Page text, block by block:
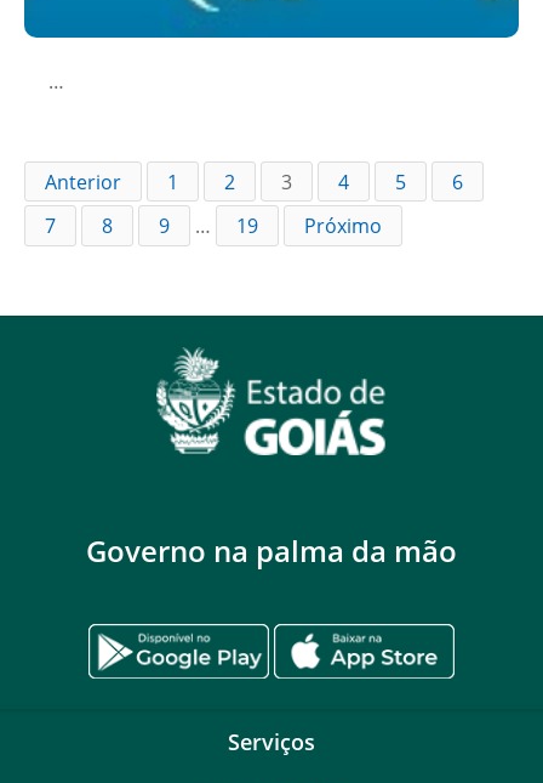
…
Anterior 1 2 3 4 5
6
7
8 9 … 19 Próximo
Governo na palma da mão
Serviços